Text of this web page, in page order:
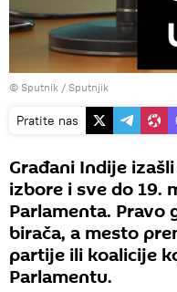
© Sputnik / Sputnjik
Pratite nas
Građani Indije
izbore i sve do 19.
Parlamenta. Pravo
birača, a mesto
partije ili koalicije
Parlamentu.